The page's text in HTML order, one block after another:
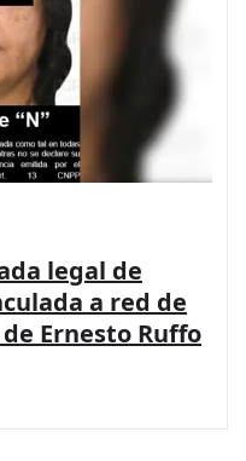
legal de
a red de
Ernesto Ruffo